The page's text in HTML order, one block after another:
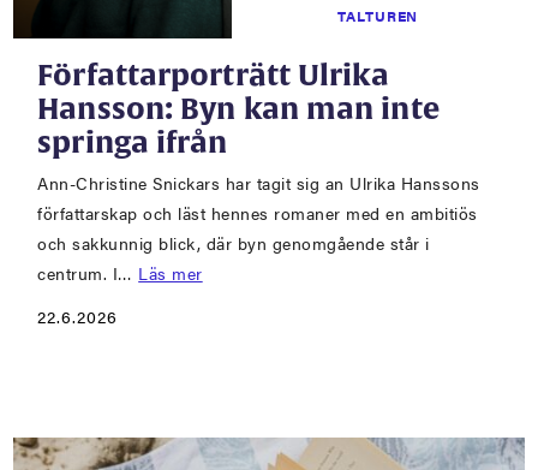
TALTUREN
Författarporträtt Ulrika
Hansson: Byn kan man inte
springa ifrån
Ann-Christine Snickars har tagit sig an Ulrika Hanssons
författarskap och läst hennes romaner med en ambitiös
och sakkunnig blick, där byn genomgående står i
centrum. I… Läs mer
22.6.2026